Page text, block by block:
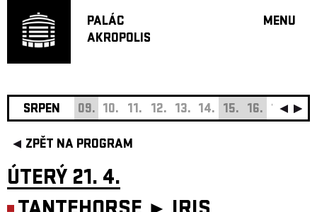
PALÁC
AKROPOLIS
MENU
JAZZ
SRPEN 09. 10. 11. 12. 13. 14. 15. 16. 17. 18.
ZPĚT NA PROGRAM
ÚTERÝ 21. 4.